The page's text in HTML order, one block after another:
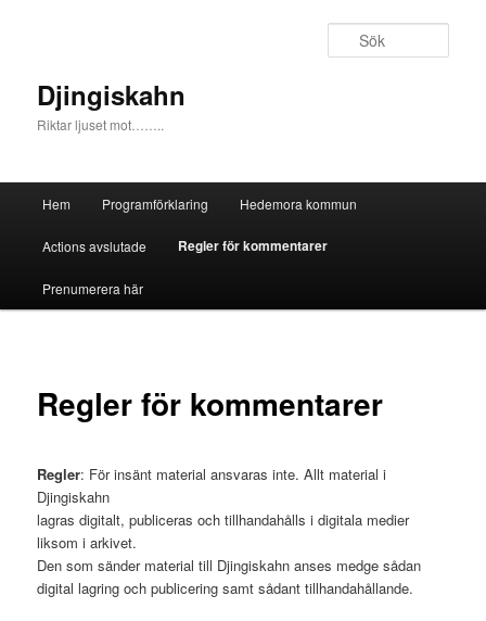
Djingiskahn
Riktar ljuset mot……..
Hoppa till huvudinnehåll
Hoppa till sekundärt innehåll
Hem Programförklaring Hedemora kommun
Actions avslutade Regler för kommentarer
Prenumerera här
Regler för kommentarer
Regler: För insänt material ansvaras inte. Allt material i
Djingiskahn
lagras digitalt, publiceras och tillhandahålls i digitala medier
liksom i arkivet.
Den som sänder material till Djingiskahn anses medge sådan
digital lagring och publicering samt sådant tillhandahållande.